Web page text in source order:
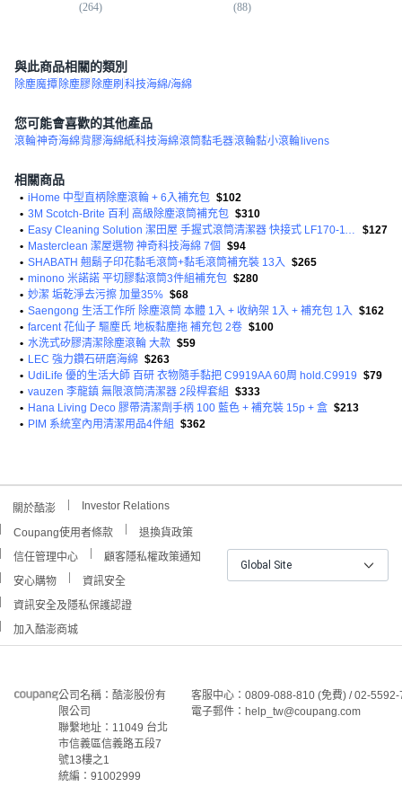
(264) (88)
與此商品相關的類別
除塵魔撢 除塵膠 除塵刷 科技海綿/海綿
您可能會喜歡的其他產品
滾輪神奇海綿背膠海綿紙科技海綿滾筒黏毛器滾輪黏小滾輪livens
相關商品
• iHome 中型直柄除塵滾輪 + 6入補充包 $102
• 3M Scotch-Brite 百利 高級除塵滾筒補充包 $310
•
$127
• Masterclean 潔屋選物 神奇科技海綿 7個 $94
• SHABATH 翹鬍子印花黏毛滾筒+黏毛滾筒補充裝 13入
$265
• minono 米諾諾 平切膠黏滾筒3件組補充包 $280
• 妙潔 垢乾淨去污擦 加量35% $68
• Saengong 生活工作所 除塵滾筒 本體 1入 + 收納架 1入 + 補充包 1入
$162
• farcent 花仙子 驅塵氏 地板黏塵拖 補充包 2卷 $100
• 水洗式矽膠清潔除塵滾輪 大款 $59
• LEC 強力鑽石研磨海綿 $263
• UdiLife 優的生活大師 百研 衣物隨手黏把 C9919AA 60周 hold.C9919 $79
• vauzen 李龍鎮 無限滾筒清潔器 2段桿套組
$333
• Hana Living Deco 膠帶清潔劑手柄 100 藍色 + 補充裝 15p + 盒 $213
• PIM 系統室內用清潔用品4件組 $362
關於酷澎 Investor Relations
Coupang使用者條款
退換貨政策
信任管理中心
顧客隱私權政策通知
安心購物
資訊安全
資訊安全及隱私保護認證
加入酷澎商城
Global Site
公司名稱：酷澎股份有
限公司
聯繫地址：11049 台北
市信義區信義路五段7
號13樓之1
統編：91002999
客服中心：0809-088-810 (免費) / 02-
電子郵件：help_tw@coupang.com